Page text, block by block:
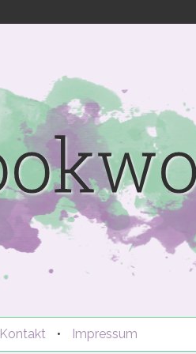
Kontakt• Impressum